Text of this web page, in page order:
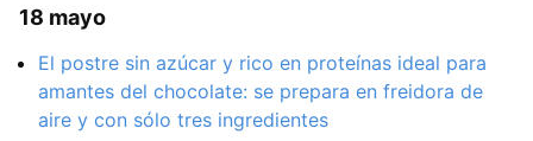
18 mayo
El postre sin azúcar y rico en proteínas ideal para
amantes del chocolate: se prepara en freidora de
aire y con sólo tres ingredientes